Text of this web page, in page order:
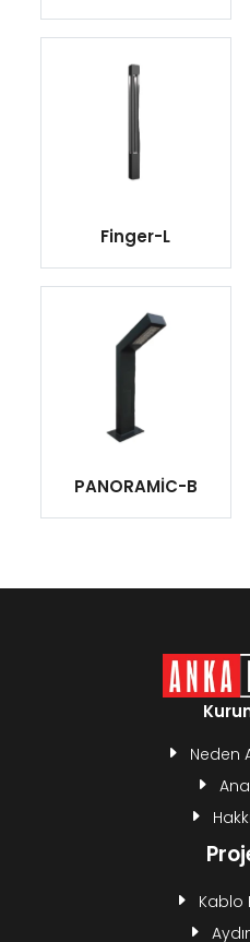
Finger-L
PANORAMİC-B
Neden
Kablo